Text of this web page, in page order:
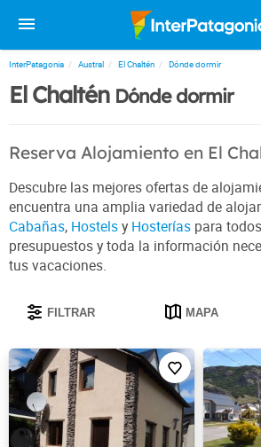
InterPatagonia Austral El Chaltén Dónde dormir
El Chaltén Dónde dormir
Reserva Alojamiento en El
Descubre las mejores ofertas de
encuentra una amplia variedad de
Cabañas, Hostelsy Hosterías para
presupuestos y toda la información
tus vacaciones.
FILTRAR MAPA